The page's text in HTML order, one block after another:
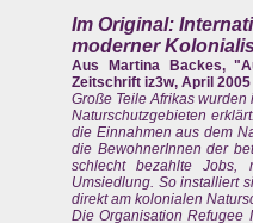
Im Original:
moderner
Aus Martina Backes,
Zeitschrift iz3w, April 2005
Große Teile Afrikas
Naturschutzgebieten
die Einnahmen aus dem
die BewohnerInnen der
schlecht bezahlte Jobs,
Umsiedlung. So installiert
direkt am kolonialen
Die Organisation Refugee